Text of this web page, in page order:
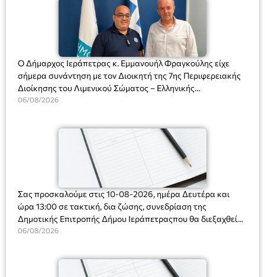
Ο Δήμαρχος Ιεράπετρας κ. Εμμανουήλ Φραγκούλης είχε
σήμερα συνάντηση με τον Διοικητή της 7ης Περιφερειακής
Διοίκησης του Λιμενικού Σώματος – Ελληνικής
Ακτοφυλακής (Λ.Σ.-ΕΛ.ΑΚΤ.), Αρχιπλοίαρχο Λ.Σ. κ. Ιωάννη
06/08/2026
Σας προσκαλούμε στις 10-08-2026, ημέρα Δευτέρα και
ώρα 13:00 σε τακτική, δια ζώσης, συνεδρίαση της
Δημοτικής Επιτροπής Δήμου Ιεράπετραςπου θα διεξαχθεί
στο Δημοτικό Κατάστημα, Δημοκρατίας 31 στην αίθουσα
και λήψη αποφάσεων στα παρακάτω θέματα:
06/08/2026